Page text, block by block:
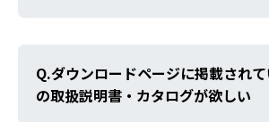
ダウンロードページに掲載され
の取扱説明書・カタログが欲しい